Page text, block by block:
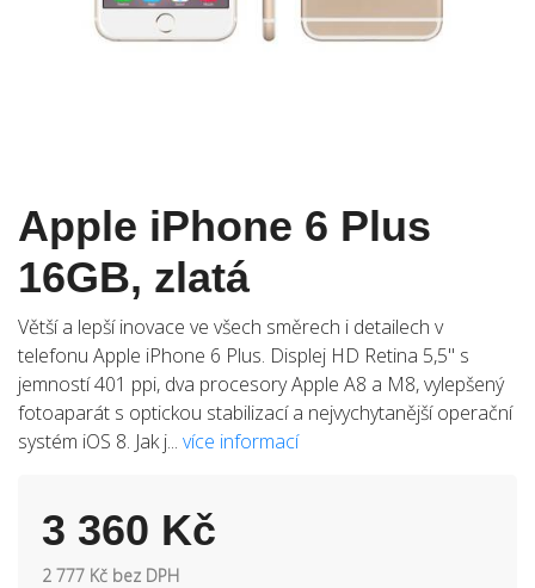
Apple iPhone 6 Plus
16GB, zlatá
Větší a lepší inovace ve všech směrech i detailech v
telefonu Apple iPhone 6 Plus. Displej HD Retina 5,5" s
jemností 401 ppi, dva procesory Apple A8 a M8, vylepšený
fotoaparát s optickou stabilizací a nejvychytanější operační
systém iOS 8. Jak j... více informací
3 360 Kč
2 777 Kč bez DPH